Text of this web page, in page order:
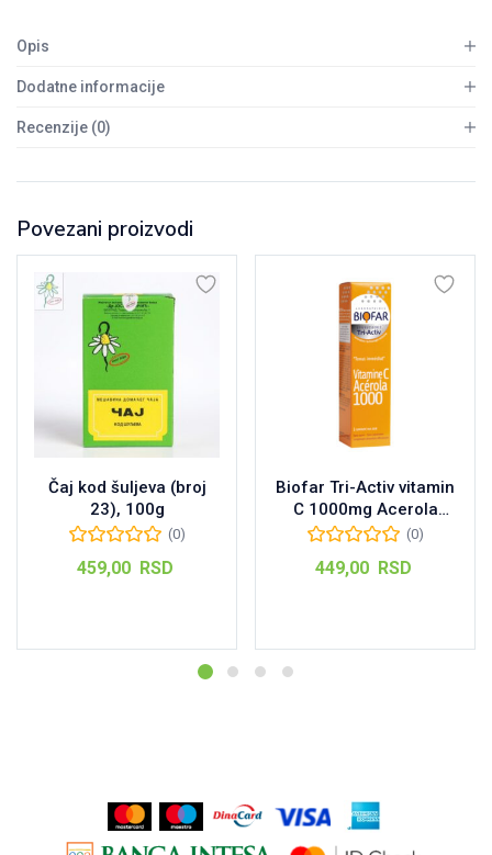
Opis
Dodatne informacije
Recenzije (0)
Povezani proizvodi
Čaj kod šuljeva (broj
23), 100g
(0)
459,00 RSD
Biofar Tri-Activ vitamin
C 1000mg Acerola
šumeće tablete, 15kom
(0)
449,00 RSD